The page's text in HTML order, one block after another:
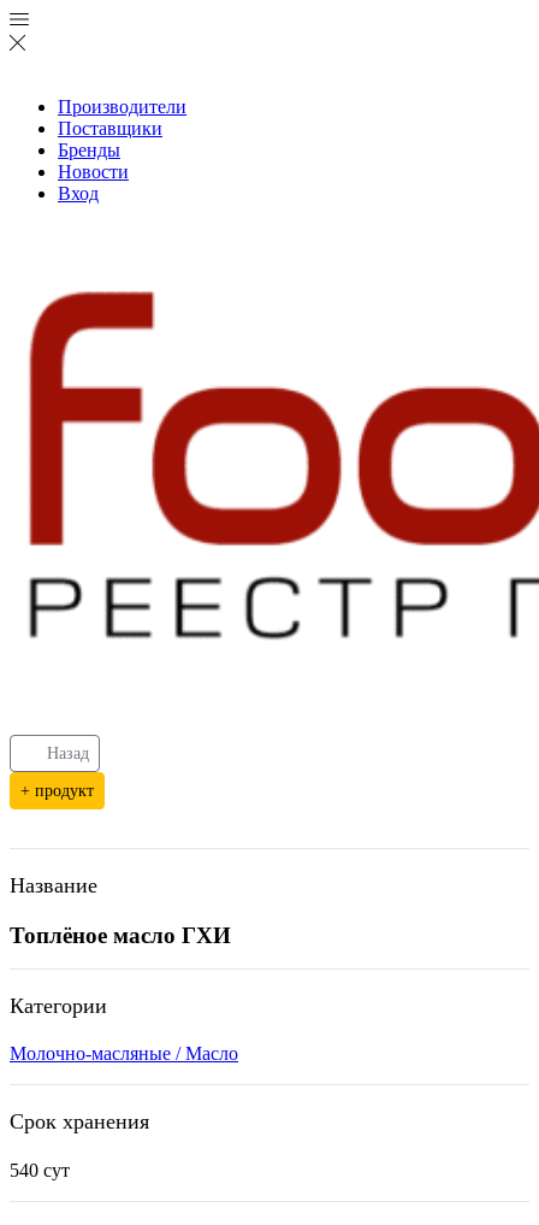
Производители
Поставщики
Бренды
Новости
Вход
Назад
+ продукт
Название
Топлёное масло ГХИ
Категории
Молочно-масляные / Масло
Срок хранения
540 сут